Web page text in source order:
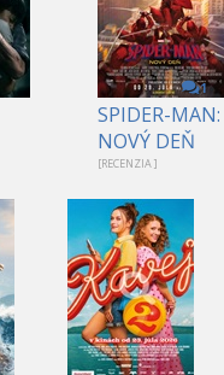
1
SPIDER-MAN:
NOVÝ DEŇ
[RECENZIA ]